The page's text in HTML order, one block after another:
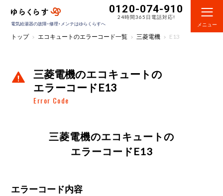
電気給湯器の故障・修理・メンテはゆらくらすへ
0120-074-910
24時間365日電話対応!
メニュー
トップ エコキュートのエラーコード一覧 三菱電機 E13
三菱電機のエコキュートの
エラーコードE13
Error Code
三菱電機のエコキュートの
エラーコードE13
エラーコード内容